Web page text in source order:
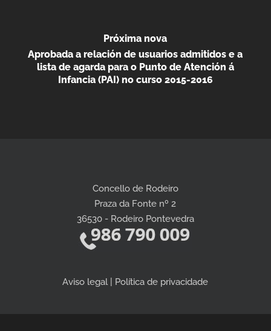
Próxima nova
Aprobada a relación de usuarios admitidos e a
lista de agarda para o Punto de Atención á
Infancia (PAI) no curso 2015-2016
Concello de Rodeiro
Praza da Fonte nº 2
36530 - Rodeiro Pontevedra
Aviso legal | Política de privacidade